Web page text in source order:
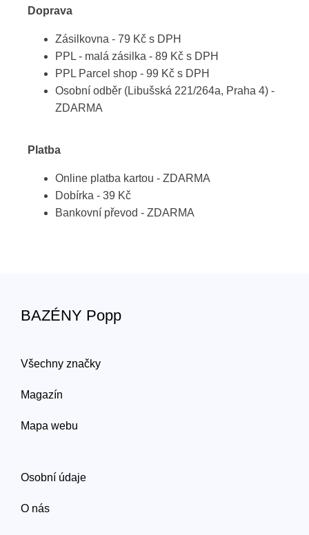
Doprava
Zásilkovna - 79 Kč s DPH
PPL - malá zásilka - 89 Kč s DPH
PPL Parcel shop - 99 Kč s DPH
Osobní odběr (Libušská 221/264a, Praha 4) -
ZDARMA
Platba
Online platba kartou - ZDARMA
Dobírka - 39 Kč
Bankovní převod - ZDARMA
BAZÉNY Popp
Všechny značky
Magazín
Mapa webu
Osobní údaje
O nás